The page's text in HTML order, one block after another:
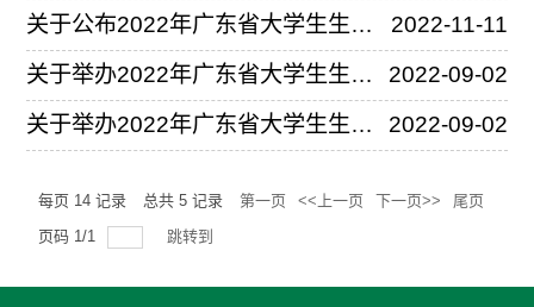
关于公布2022年广东省大学生生物化学实验技能大赛决赛名单的通知 2022-11-11
关于举办2022年广东省大学生生物化学实验技能大赛的通知 2022-09-02
关于举办2022年广东省大学生生物化学实验技能大赛的通知 2022-09-02
每页 14 记录 总共5 记录 第一页 <<上一页 下一页>>
尾页
页码 1/1 跳转到